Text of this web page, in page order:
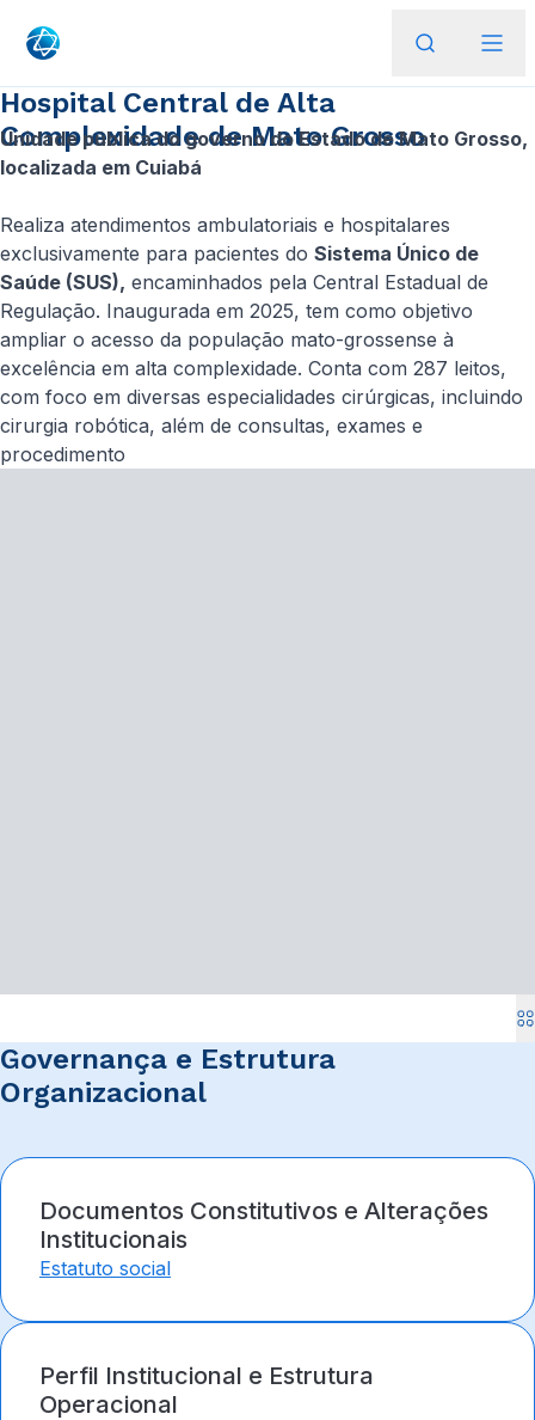
Hospital Central de Alta
Complexidade de Mato Grosso
Unidade pública do governo do Estado de Mato Grosso,
localizada em Cuiabá
Realiza atendimentos ambulatoriais e hospitalares
exclusivamente para pacientes do Sistema Único de
Saúde (SUS), encaminhados pela Central Estadual de
Regulação. Inaugurada em 2025, tem como objetivo
ampliar o acesso da população mato-grossense à
excelência em alta complexidade. Conta com 287 leitos,
com foco em diversas especialidades cirúrgicas, incluindo
cirurgia robótica, além de consultas, exames e
procedimento
Governança e Estrutura
Organizacional
Documentos Constitutivos e Alterações
Institucionais
Estatuto social
Perfil Institucional e Estrutura
Operacional